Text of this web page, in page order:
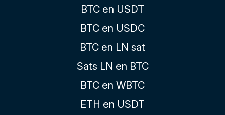
BTC en USDT
BTC en USDC
BTC en LN sat
Sats LN en BTC
BTC en WBTC
ETH en USDT